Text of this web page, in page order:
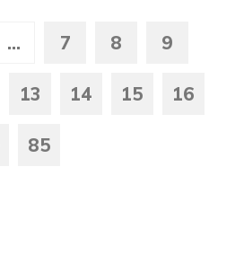
... 7 8 9
13 14 15 16
85